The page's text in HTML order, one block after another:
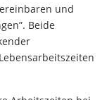
und
Beide